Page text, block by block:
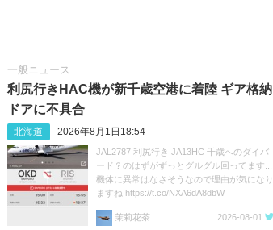
一般ニュース
利尻行きHAC機が新千歳空港に着陸 ギア格納
ドアに不具合
北海道 2026年8月1日18:54
JAL2787 利尻行き JA13HC 千歳へのダイバ
ード？のはずがずっとグルグル回ってます...
機体に異常はなさそうなので理由が気になり
ますね https://t.co/NXA6dA8dbW
茉莉花茶 2026-08-01